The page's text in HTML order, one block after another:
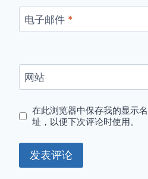
电子邮件 *
网站
在此浏览器中保存我的显示
址，以便下次评论时使用。